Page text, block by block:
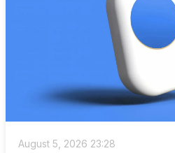
August 5, 2026 23:28